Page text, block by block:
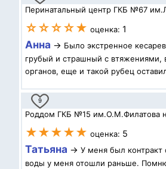
Перинатальный центр ГКБ №67
☆☆☆☆★ оценка: 1
Анна → Было экстренное
грубый и страшный с втяжениями,
органов, еще и такой рубец
9
Роддом ГКБ №15 им.О.М.Филатова
★★★★★ оценка: 5
Татьяна → У меня был
воды у меня отошли раньше.